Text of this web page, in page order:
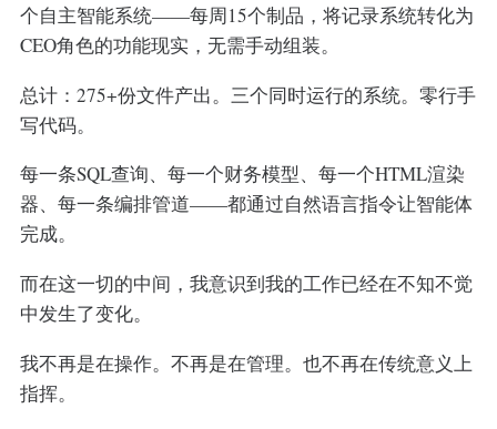
个自主智能系统——每周15个制品，将记录系统转化为
CEO角色的功能现实，无需手动组装。
总计：275+份文件产出。三个同时运行的系统。零行手
写代码。
每一条SQL查询、每一个财务模型、每一个HTML渲染
器、每一条编排管道——都通过自然语言指令让智能体
完成。
而在这一切的中间，我意识到我的工作已经在不知不觉
中发生了变化。
我不再是在操作。不再是在管理。也不再在传统意义上
指挥。